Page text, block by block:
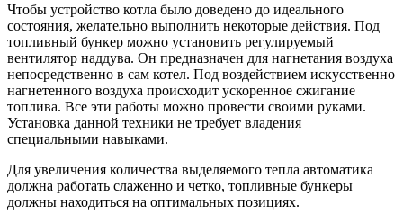
Чтобы устройство котла было доведено до идеального
состояния, желательно выполнить некоторые действия. Под
топливный бункер можно установить регулируемый
вентилятор наддува. Он предназначен для нагнетания воздуха
непосредственно в сам котел. Под воздействием искусственно
нагнетенного воздуха происходит ускоренное сжигание
топлива. Все эти работы можно провести своими руками.
Установка данной техники не требует владения
специальными навыками.
Для увеличения количества выделяемого тепла автоматика
должна работать слаженно и четко, топливные бункеры
должны находиться на оптимальных позициях.